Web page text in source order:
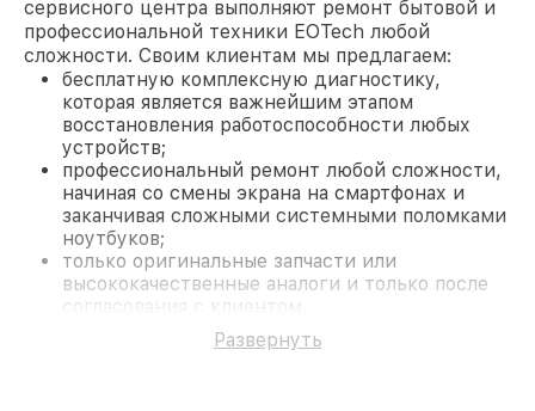
сервисного центра выполняют ремонт бытовой и
профессиональной техники EOTech любой
сложности. Своим клиентам мы предлагаем:
бесплатную комплексную диагностику,
которая является важнейшим этапом
восстановления работоспособности любых
устройств;
профессиональный ремонт любой сложности,
начиная со смены экрана на смартфонах и
заканчивая сложными системными поломками
ноутбуков;
только оригинальные запчасти или
высококачественные аналоги и только после
согласования с клиентом.
На все работы и замененные комплектующие
предоставляется длительная гарантия. В случае
Развернуть